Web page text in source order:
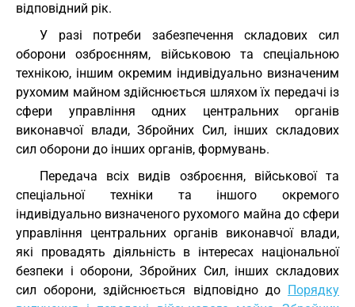
відповідний рік.
У разі потреби забезпечення складових сил
оборони озброєнням, військовою та спеціальною
технікою, іншим окремим індивідуально визначеним
рухомим майном здійснюється шляхом їх передачі із
сфери управління одних центральних органів
виконавчої влади, Збройних Сил, інших складових
сил оборони до інших органів, формувань.
Передача всіх видів озброєння, військової та
спеціальної техніки та іншого окремого
індивідуально визначеного рухомого майна до сфери
управління центральних органів виконавчої влади,
які провадять діяльність в інтересах національної
безпеки і оборони, Збройних Сил, інших складових
сил оборони, здійснюється відповідно до Порядку